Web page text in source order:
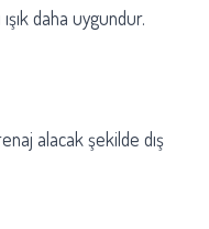
daha uygundur.
alacak şekilde dış